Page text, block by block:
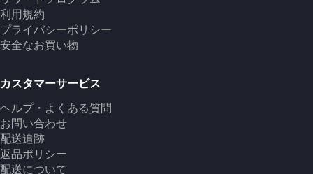
利用規約
プライバシーポリシー
安全なお買い物
カスタマーサービス
ヘルプ・よくある質問
お問い合わせ
配送追跡
返品ポリシー
配送について